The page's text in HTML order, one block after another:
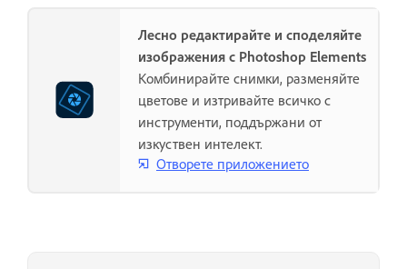
Лесно редактирайте и споделяйте
изображения с Photoshop Elements
Комбинирайте снимки, разменяйте
цветове и изтривайте всичко с
инструменти, поддържани от
изкуствен интелект.
Отворете приложението